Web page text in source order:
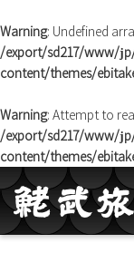
Warning: Undefined
/export/sd217/www/
content/themes/
Warning: Attempt to
/export/sd217/www/
content/themes/
コンテンツへスキップ